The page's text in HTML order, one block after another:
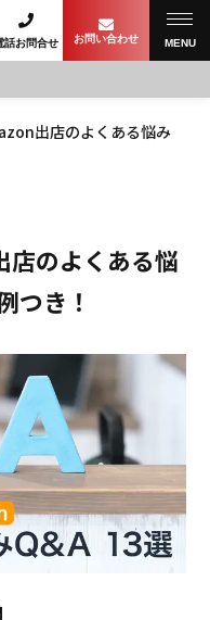
話お問合せ お問い合わせ MENU
出店のよくある悩み
店のよくある悩
つき！